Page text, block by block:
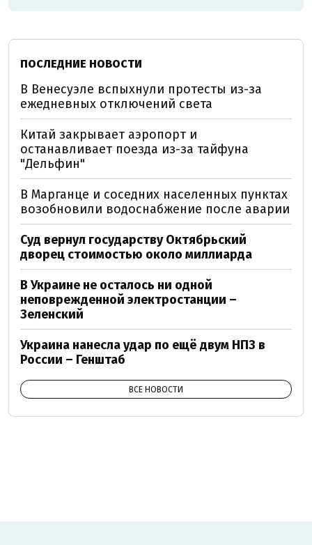
ПОСЛЕДНИЕ НОВОСТИ
В Венесуэле вспыхнули протесты из-за
ежедневных отключений света
Китай закрывает аэропорт и
останавливает поезда из-за тайфуна
"Дельфин"
В Марганце и соседних населенных пунктах
возобновили водоснабжение после аварии
Суд вернул государству Октябрьский
дворец стоимостью около миллиарда
В Украине не осталось ни одной
неповрежденной электростанции –
Зеленский
Украина нанесла удар по ещё двум НПЗ в
России – Генштаб
ВСЕ НОВОСТИ